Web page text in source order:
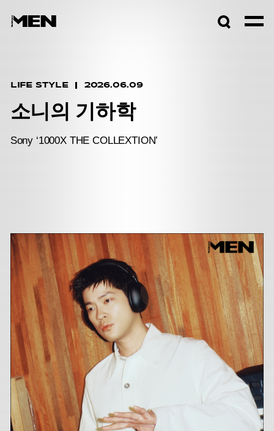
LIFE STYLE 2026.06.09
소니의 기하학
Sony ‘1000X THE COLLEXTION’